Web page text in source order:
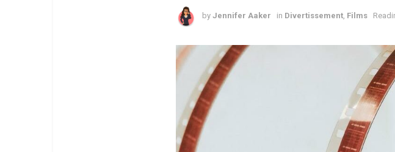
by Jennifer Aaker in Divertissement Films